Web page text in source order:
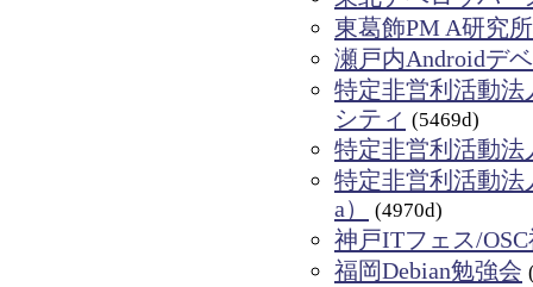
東葛飾PM A研究所
瀬戸内Androidデ
特定非営利活動
シティ (5469d)
特定非営利活動法
特定非営利活動
a）
(4970d)
神戸ITフェス/
福岡Debian勉強会